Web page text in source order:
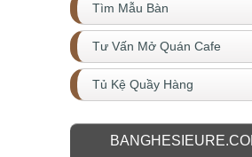
Tìm Mẫu Bàn
Tư Vấn Mở Quán Cafe
Tủ Kệ Quầy Hàng